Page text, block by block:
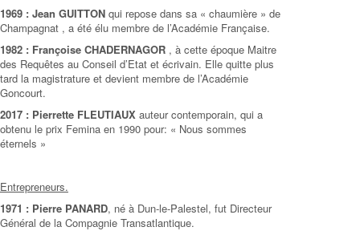
1969 : Jean GUITTON qui repose dans sa « chaumière » de
Champagnat , a été élu membre de l’Académie Française.
1982 : Françoise CHADERNAGOR , à cette époque Maitre
des Requêtes au Conseil d’Etat et écrivain. Elle quitte plus
tard la magistrature et devient membre de l’Académie
Goncourt.
2017 : Pierrette FLEUTIAUX auteur contemporain, qui a
obtenu le prix Femina en 1990 pour: « Nous sommes
éternels »
Entrepreneurs.
1971 : Pierre PANARD, né à Dun-le-Palestel, fut Directeur
Général de la Compagnie Transatlantique.